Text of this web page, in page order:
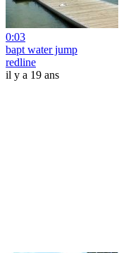
0:03
bapt water jump
redline
il y a 19 ans